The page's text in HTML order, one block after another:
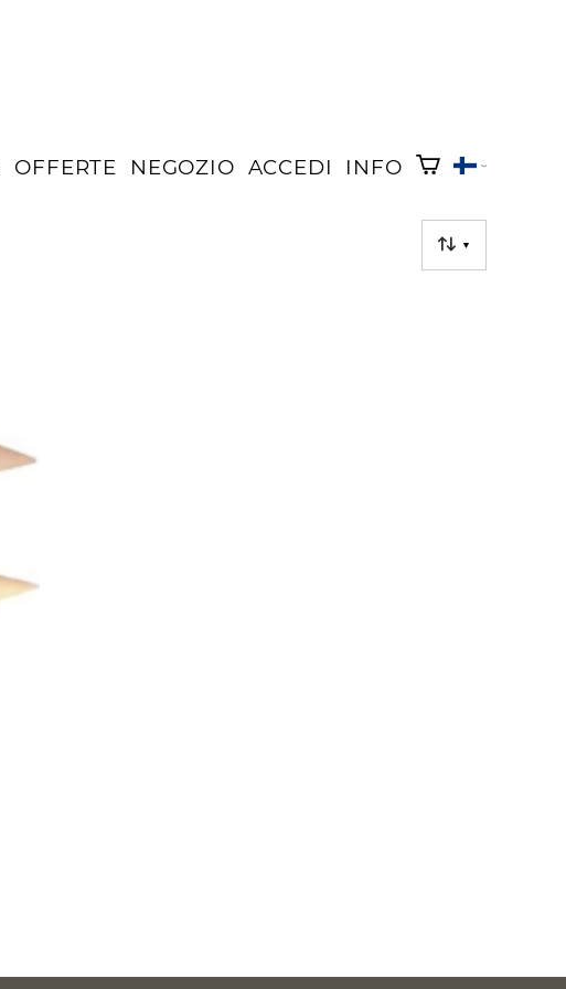
OFFERTE NEGOZIO ACCEDI INFO
▼